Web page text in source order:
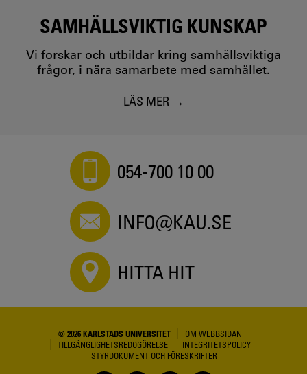
SAMHÄLLSVIKTIG KUNSKAP
Vi forskar och utbildar kring samhällsviktiga
frågor, i nära samarbete med samhället.
LÄS MER
054-700 10 00
INFO@KAU.SE
HITTA HIT
© 2026 KARLSTADS UNIVERSITET
OM WEBBSIDAN
TILLGÄNGLIGHETSREDOGÖRELSE
INTEGRITETSPOLICY
STYRDOKUMENT OCH FÖRESKRIFTER